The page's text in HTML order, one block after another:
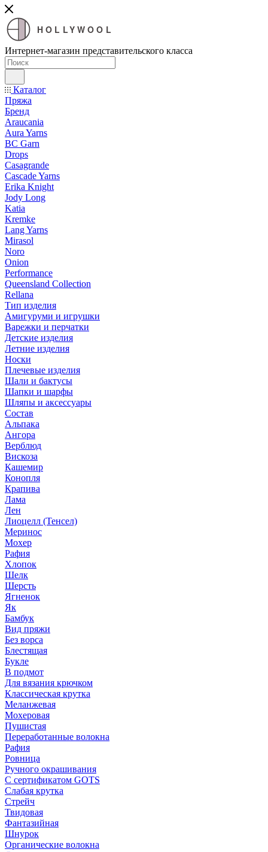
HOLLYWOOL
Интернет-магазин представительского класса
Каталог
Пряжа
Бренд
Araucania
Aura Yarns
BC Garn
Drops
Casagrande
Cascade Yarns
Erika Knight
Jody Long
Katia
Kremke
Lang Yarns
Mirasol
Noro
Onion
Performance
Queensland Collection
Rellana
Тип изделия
Амигуруми и игрушки
Варежки и перчатки
Детские изделия
Летние изделия
Носки
Плечевые изделия
Шали и бактусы
Шапки и шарфы
Шляпы и аксессуары
Состав
Альпака
Ангора
Верблюд
Вискоза
Кашемир
Конопля
Крапива
Лама
Лен
Лиоцелл (Тенсел)
Меринос
Мохер
Рафия
Хлопок
Шелк
Шерсть
Ягненок
Як
Бамбук
Вид пряжи
Без ворса
Блестящая
Букле
В подмот
Для вязания крючком
Классическая крутка
Меланжевая
Мохеровая
Пушистая
Переработанные волокна
Рафия
Ровница
Ручного окрашивания
С сертификатом GOTS
Слабая крутка
Стрейч
Твидовая
Фантазийная
Шнурок
Органические волокна